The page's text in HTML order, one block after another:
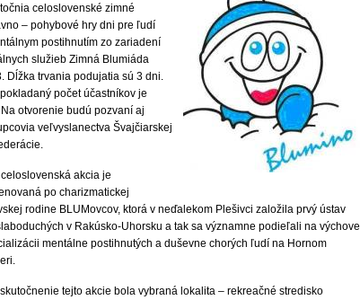
celoslovenské zimné
– pohybové hry dni pre ľudí
postihnutím zo zariadení
služieb Zimná Blumiáda
Dĺžka trvania podujatia sú 3 dni.
počet účastníkov je
otvorenie budú pozvaní aj
veľvyslanectva Švajčiarskej
akcia je
po charizmatickej
rodine BLUMovcov, ktorá v neďalekom Plešivci založila prvý ústav
v Rakúsko-Uhorsku a tak sa významne podieľali na výchove
mentálne postihnutých a duševne chorých ľudí na Hornom
tejto akcie bola vybraná lokalita – rekreačné stredisko